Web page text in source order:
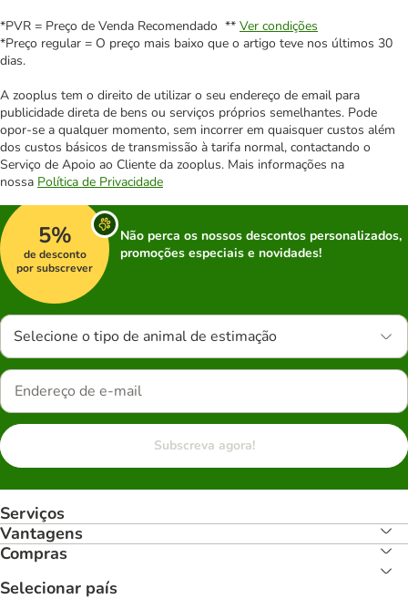
*PVR = Preço de Venda Recomendado ** Ver condições
*Preço regular = O preço mais baixo que o artigo teve nos últimos 30
dias.
A zooplus tem o direito de utilizar o seu endereço de email para
publicidade direta de bens ou serviços próprios semelhantes. Pode
opor-se a qualquer momento, sem incorrer em quaisquer custos além
dos custos básicos de transmissão à tarifa normal, contactando o
Serviço de Apoio ao Cliente da zooplus. Mais informações na
nossa Política de Privacidade
5%
de desconto
por subscrever
Não perca os nossos descontos personalizados,
promoções especiais e novidades!
Selecione o tipo de animal de estimação
Subscreva agora!
Serviços
Vantagens
Compras
Selecionar país